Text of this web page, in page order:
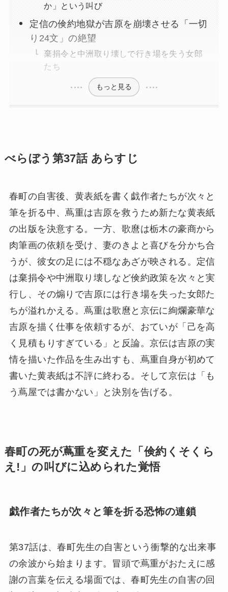
か」という叫び
定信の倹約地獄が吉原を崩壊させる「一切
り24文」の絶望
棄捐令と中洲取り壊しで行き場を失う女郎
たち
もっと見る
べらぼう第37話 あらすじ
春町の自害後、黄表紙を書く戯作者たちが次々と
筆を折る中、蔦重は吉原を救うため新たな黄表紙
の出版を決意する。一方、歌麿は栃木の豪商から
肉筆画の依頼を受け、妻のきよと喜びを分かち合
うが、彼女の足には不穏なあざが映される。定信
は棄捐令や中洲取り壊しなど倹約政策を次々と実
行し、その煽りで吉原には行き場を失った女郎た
ちが溢れかえる。蔦重は歌麿と京伝に絢爛豪華な
吉原を描く仕事を依頼するが、おていが「己を高
く見積もりすぎている」と反論。京伝は吉原の実
情を描いた作品を生み出すも、蔦重自身が初めて
書いた黄表紙は不評に終わる。そして京伝は「も
う蔦屋では書かない」と決別を告げる。
春町の死が蔦重を変えた「倹約くそくら
え!」の叫びに込められた覚悟
戯作者たちが次々と筆を折る恐怖の連鎖
第37話は、春町先生の自害という衝撃的な出来事
の余波から始まります。冒頭で蔦重がおたえに感
謝の言葉を伝える場面では、春町先生の自害の回